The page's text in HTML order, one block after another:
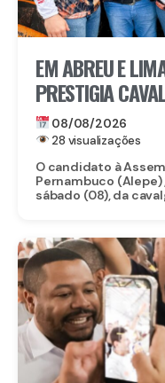
EM ABREU E
PRESTIGIA
LACERDA
08/08/2026
28 visualizações
O candidato à
Pernambuco
sábado (08), da